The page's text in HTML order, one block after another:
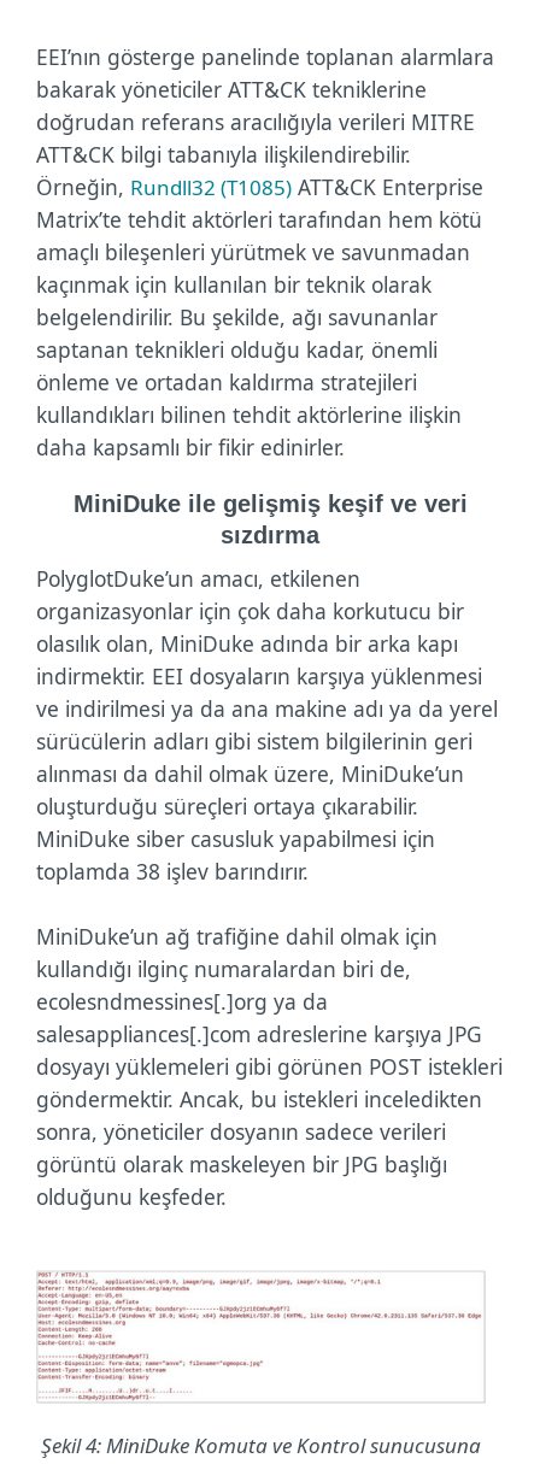
EEI’nın gösterge panelinde toplanan alarmlara
bakarak yöneticiler ATT&CK tekniklerine
doğrudan referans aracılığıyla verileri MITRE
ATT&CK bilgi tabanıyla ilişkilendirebilir.
Örneğin, Rundll32 (T1085) ATT&CK Enterprise
Matrix’te tehdit aktörleri tarafından hem kötü
amaçlı bileşenleri yürütmek ve savunmadan
kaçınmak için kullanılan bir teknik olarak
belgelendirilir. Bu şekilde, ağı savunanlar
saptanan teknikleri olduğu kadar, önemli
önleme ve ortadan kaldırma stratejileri
kullandıkları bilinen tehdit aktörlerine ilişkin
daha kapsamlı bir fikir edinirler.
MiniDuke ile gelişmiş keşif ve veri
sızdırma
PolyglotDuke’un amacı, etkilenen
organizasyonlar için çok daha korkutucu bir
olasılık olan, MiniDuke adında bir arka kapı
indirmektir. EEI dosyaların karşıya yüklenmesi
ve indirilmesi ya da ana makine adı ya da yerel
sürücülerin adları gibi sistem bilgilerinin geri
alınması da dahil olmak üzere, MiniDuke’un
oluşturduğu süreçleri ortaya çıkarabilir.
MiniDuke siber casusluk yapabilmesi için
toplamda 38 işlev barındırır.
MiniDuke’un ağ trafiğine dahil olmak için
kullandığı ilginç numaralardan biri de,
ecolesndmessines[.]org ya da
salesappliances[.]com adreslerine karşıya JPG
dosyayı yüklemeleri gibi görünen POST istekleri
göndermektir. Ancak, bu istekleri inceledikten
sonra, yöneticiler dosyanın sadece verileri
görüntü olarak maskeleyen bir JPG başlığı
olduğunu keşfeder.
Şekil 4: MiniDuke Komuta ve Kontrol sunucusuna